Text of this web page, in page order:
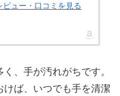
ビュー・口コミを見る
、手が汚れがちです。
けば、いつでも手を清潔